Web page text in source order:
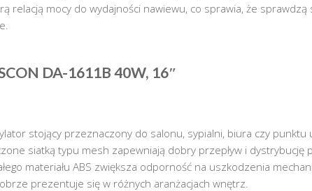
relacją mocy do wydajności nawiewu, co sprawia, że
DA-1611B 40W, 16″
stojący przeznaczony do salonu, sypialni, biura czy punktu
siatką typu mesh zapewniają dobry przepływ i dystrybucję
materiału ABS zwiększa odporność na uszkodzenia
prezentuje się w różnych aranżacjach wnętrz.